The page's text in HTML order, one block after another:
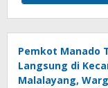
Pemkot Manado
Langsung di
Malalayang,